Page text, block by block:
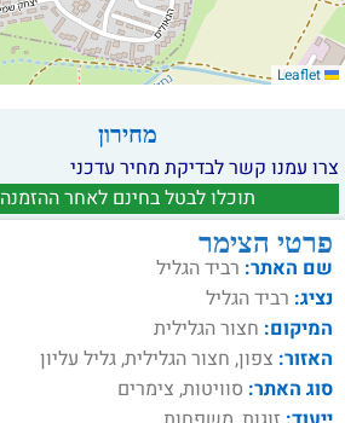
מחירון
צרו עמנו קשר לבדיקת מחיר עדכני
תוכלו לבטל בחינם לאחר ההזמנה
פרטי הצימר
שם האתר: רביד הגליל
נציג: רביד הגליל
המיקום: חצור הגלילית
האזור: צפון, חצור הגלילית, גליל עליון
סוג האתר: סוויטות, צימרים